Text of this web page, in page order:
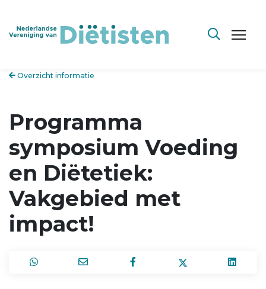
Overzicht informatie
Programma
symposium Voeding
en Diëtetiek:
Vakgebied met
impact!